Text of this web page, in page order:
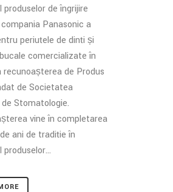
produselor de îngrijire
Panasonic a
periuțele de dinți și
comercializate în
recunoașterea de Produs
de Societatea
Stomatologie.
vine în completarea
ani de tradiție în
produselor...